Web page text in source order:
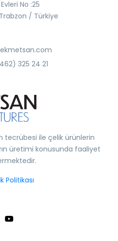
No :25
/ Türkiye
325 24 21
tecrübesi ile çelik ürünlerin
üretimi konusunda faaliyet
Politikası